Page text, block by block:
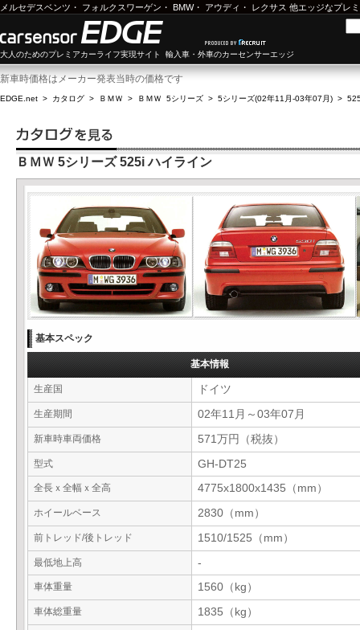
メルセデスベンツ ・ フォルクスワーゲン ・ BMW・ アウディ ・ レクサス 他エッジなプレ
大人のためのプレミアカーライフ実現サイト 輸入車・外車のカーセンサーエッジ
新車時価格はメーカー発表当時の価格です
EDGE.net > カタログ > ＢＭＷ > ＢＭＷ 5シリーズ > 5シリーズ(02年11月-03年07月) >
ＢＭＷ 5シリーズ 525i ハイライン
基本スペック
基本情報
生産国 ドイツ
生産期間 02年11月～03年07月
新車時車両価格 571万円（税抜）
型式 GH-DT25
全長ｘ全幅ｘ全高 4775x1800x1435（mm）
ホイールベース 2830（mm）
前トレッド/後トレッド 1510/1525（mm）
最低地上高 -
車体重量 1560（kg）
車体総重量 1835（kg）